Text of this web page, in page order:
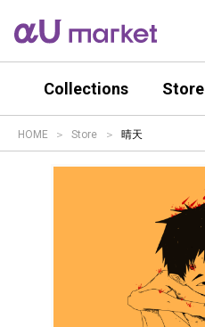
Collections Store
HOME Store 晴天